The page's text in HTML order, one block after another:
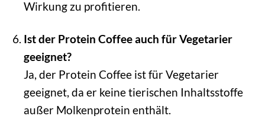
Wirkung zu profitieren.
Ist der Protein Coffee auch für Vegetarier
geeignet?
Ja, der Protein Coffee ist für Vegetarier
geeignet, da er keine tierischen Inhaltsstoffe
außer Molkenprotein enthält.